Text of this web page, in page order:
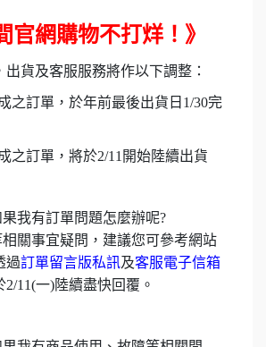
官網購物不打烊！》
出貨及客服服務將作以下調整：
之訂單，於年前最後出貨日1/30完
之訂單，將於2/11開始陸續出貨
我有訂單問題怎麼辦呢?
關事宜疑問，建議您可參考網站
過訂單留言版私訊及客服電子信箱
11(一)陸續盡快回覆。